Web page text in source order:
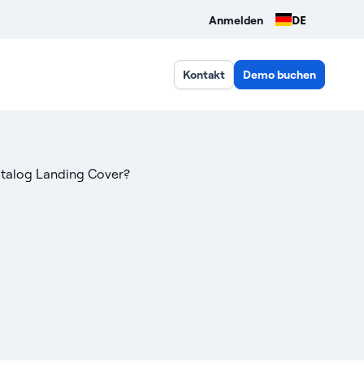
Anmelden DE
Kontakt Demo buchen